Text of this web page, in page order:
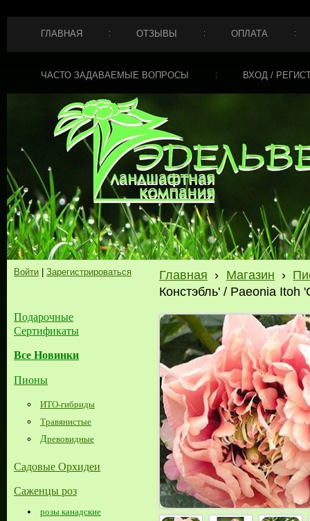
ГЛАВНАЯ ОТЗЫВЫ ОПЛАТА
ЧАСТО ЗАДАВАЕМЫЕ ВОПРОСЫ ВХОД /
Войти Зарегистрироваться
Подарочные
Сертификаты
Все Новинки
Пионы
ИТО-гибриды
Травянистые
Древовидные
Садовые Орхидеи
Саженцы роз
розы канадские
Главная › Магазин ›
Констэбль' / Paeonia Itoh